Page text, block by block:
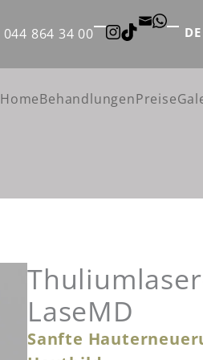
044 864 34 00 DE
HomeBehandlungenPreise
LaseMD
Sanfte